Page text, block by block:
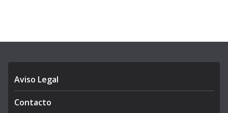
Aviso Legal
Contacto